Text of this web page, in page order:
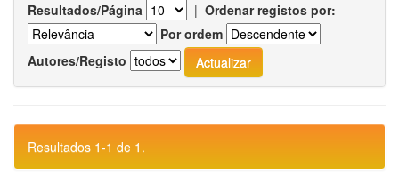
Resultados/Página | Ordenar registos por:
Por ordem
Autores/Registo
Resultados 1-1 de 1.